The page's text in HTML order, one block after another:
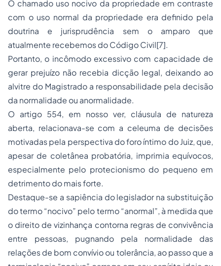
O chamado uso nocivo da propriedade em contraste
com o uso normal da propriedade era definido pela
doutrina e jurisprudência sem o amparo que
atualmente recebemos do Código Civil[7].
Portanto, o incômodo excessivo com capacidade de
gerar prejuízo não recebia dicção legal, deixando ao
alvitre do Magistrado a responsabilidade pela decisão
da normalidade ou anormalidade.
O artigo 554, em nosso ver, cláusula de natureza
aberta, relacionava-se com a celeuma de decisões
motivadas pela perspectiva do foro íntimo do Juiz, que,
apesar de coletânea probatória, imprimia equívocos,
especialmente pelo protecionismo do pequeno em
detrimento do mais forte.
Destaque-se a sapiência do legislador na substituição
do termo “nocivo” pelo termo “anormal”, à medida que
o direito de vizinhança contorna regras de convivência
entre pessoas, pugnando pela normalidade das
relações de bom convívio ou tolerância, ao passo que a